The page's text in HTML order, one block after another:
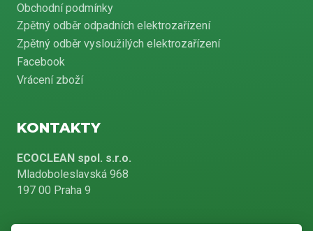
Obchodní podmínky
Zpětný odběr odpadních elektrozařízení
Zpětný odběr vysloužilých elektrozařízení
Facebook
Vrácení zboží
KONTAKTY
ECOCLEAN spol. s.r.o.
Mladoboleslavská 968
197 00 Praha 9